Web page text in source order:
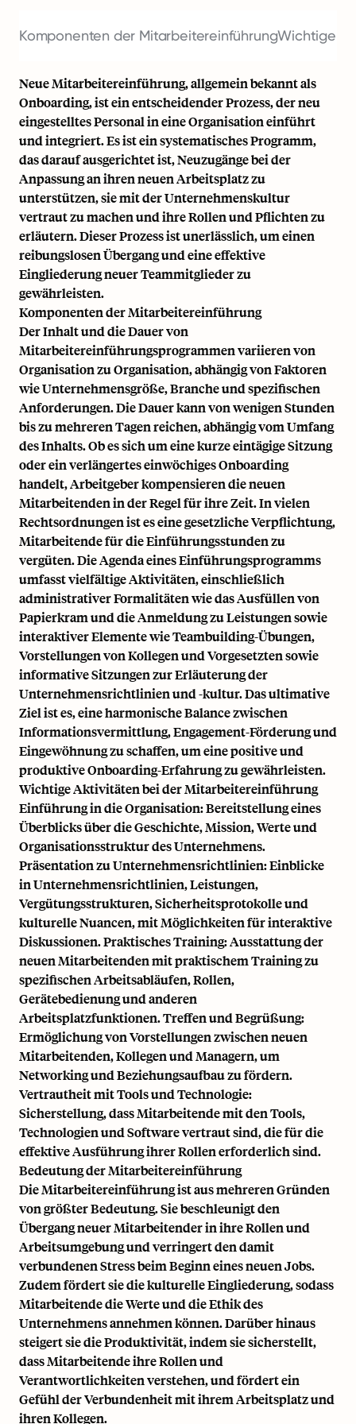
Komponenten der MitarbeitereinführungWichtige
Neue Mitarbeitereinführung, allgemein bekannt als
Onboarding, ist ein entscheidender Prozess, der neu
eingestelltes Personal in eine Organisation einführt
und integriert. Es ist ein systematisches Programm,
das darauf ausgerichtet ist, Neuzugänge bei der
Anpassung an ihren neuen Arbeitsplatz zu
unterstützen, sie mit der Unternehmenskultur
vertraut zu machen und ihre Rollen und Pflichten zu
erläutern. Dieser Prozess ist unerlässlich, um einen
reibungslosen Übergang und eine effektive
Eingliederung neuer Teammitglieder zu
gewährleisten.
Komponenten der Mitarbeitereinführung
Der Inhalt und die Dauer von
Mitarbeitereinführungsprogrammen variieren von
Organisation zu Organisation, abhängig von Faktoren
wie Unternehmensgröße, Branche und spezifischen
Anforderungen. Die Dauer kann von wenigen Stunden
bis zu mehreren Tagen reichen, abhängig vom Umfang
des Inhalts. Ob es sich um eine kurze eintägige Sitzung
oder ein verlängertes einwöchiges Onboarding
handelt, Arbeitgeber kompensieren die neuen
Mitarbeitenden in der Regel für ihre Zeit. In vielen
Rechtsordnungen ist es eine gesetzliche Verpflichtung,
Mitarbeitende für die Einführungsstunden zu
vergüten. Die Agenda eines Einführungsprogramms
umfasst vielfältige Aktivitäten, einschließlich
administrativer Formalitäten wie das Ausfüllen von
Papierkram und die Anmeldung zu Leistungen sowie
interaktiver Elemente wie Teambuilding-Übungen,
Vorstellungen von Kollegen und Vorgesetzten sowie
informative Sitzungen zur Erläuterung der
Unternehmensrichtlinien und -kultur. Das ultimative
Ziel ist es, eine harmonische Balance zwischen
Informationsvermittlung, Engagement-Förderung und
Eingewöhnung zu schaffen, um eine positive und
produktive Onboarding-Erfahrung zu gewährleisten.
Wichtige Aktivitäten bei der Mitarbeitereinführung
Einführung in die Organisation: Bereitstellung eines
Überblicks über die Geschichte, Mission, Werte und
Organisationsstruktur des Unternehmens.
Präsentation zu Unternehmensrichtlinien: Einblicke
in Unternehmensrichtlinien, Leistungen,
Vergütungsstrukturen, Sicherheitsprotokolle und
kulturelle Nuancen, mit Möglichkeiten für interaktive
Diskussionen. Praktisches Training: Ausstattung der
neuen Mitarbeitenden mit praktischem Training zu
spezifischen Arbeitsabläufen, Rollen,
Gerätebedienung und anderen
Arbeitsplatzfunktionen. Treffen und Begrüßung:
Ermöglichung von Vorstellungen zwischen neuen
Mitarbeitenden, Kollegen und Managern, um
Networking und Beziehungsaufbau zu fördern.
Vertrautheit mit Tools und Technologie:
Sicherstellung, dass Mitarbeitende mit den Tools,
Technologien und Software vertraut sind, die für die
effektive Ausführung ihrer Rollen erforderlich sind.
Bedeutung der Mitarbeitereinführung
Die Mitarbeitereinführung ist aus mehreren Gründen
von größter Bedeutung. Sie beschleunigt den
Übergang neuer Mitarbeitender in ihre Rollen und
Arbeitsumgebung und verringert den damit
verbundenen Stress beim Beginn eines neuen Jobs.
Zudem fördert sie die kulturelle Eingliederung, sodass
Mitarbeitende die Werte und die Ethik des
Unternehmens annehmen können. Darüber hinaus
steigert sie die Produktivität, indem sie sicherstellt,
dass Mitarbeitende ihre Rollen und
Verantwortlichkeiten verstehen, und fördert ein
Gefühl der Verbundenheit mit ihrem Arbeitsplatz und
ihren Kollegen.